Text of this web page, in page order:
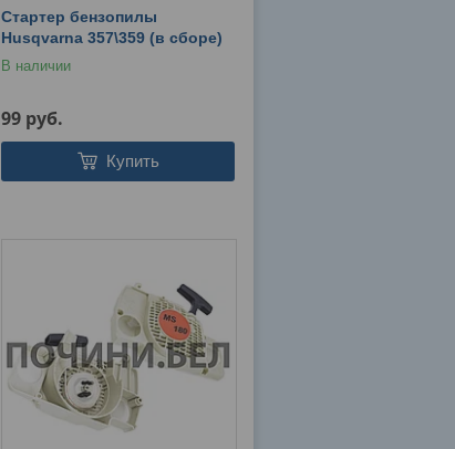
Стартер бензопилы
Husqvarna 357\359 (в сборе)
В наличии
99 руб.
Купить